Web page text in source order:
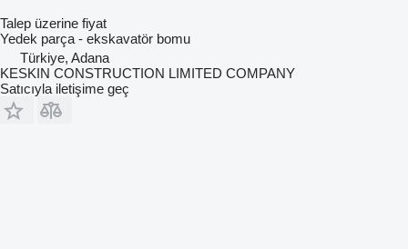
Talep üzerine fiyat
Yedek parça - ekskavatör bomu
Türkiye, Adana
KESKIN CONSTRUCTION LIMITED COMPANY
Satıcıyla iletişime geç